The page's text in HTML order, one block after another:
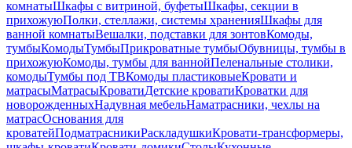
комнатыШкафы с витриной, буфетыШкафы, секции в
прихожуюПолки, стеллажи, системы храненияШкафы для
ванной комнатыВешалки, подставки для зонтовКомоды,
тумбыКомодыТумбыПрикроватные тумбыОбувницы, тумбы в
прихожуюКомоды, тумбы для ваннойПеленальные столики,
комодыТумбы под ТВКомоды пластиковыеКровати и
матрасыМатрасыКроватиДетские кроватиКроватки для
новорожденныхНадувная мебельНаматрасники, чехлы на
матрасОснования для
кроватейПодматрасникиРаскладушкиКровати-трансформеры,